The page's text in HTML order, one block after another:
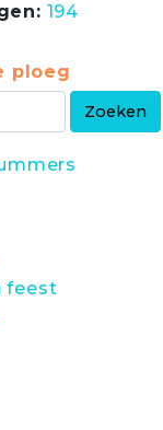
194
ploeg
feest